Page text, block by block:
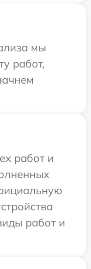
мы
работ,
работ и
работ и